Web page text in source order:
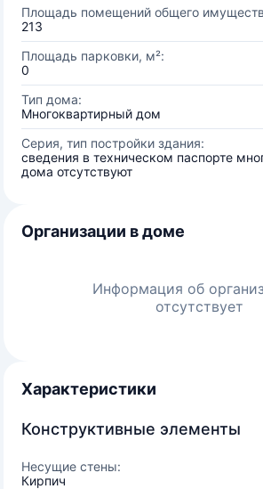
Площадь помещений общего
213
Площадь парковки, м²:
0
Тип дома:
Многоквартирный дом
Серия, тип постройки здания:
сведения в техническом паспорте
дома отсутствуют
Организации в доме
Информация об
отсутствует
Характеристики
Конструктивные элементы
Несущие стены:
Кирпич